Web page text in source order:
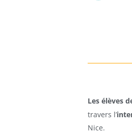
Les élèves
travers l’
Nice.